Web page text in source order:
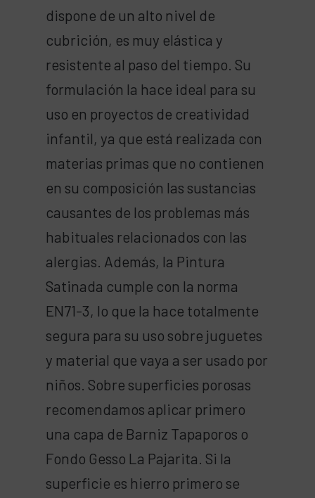
dispone de un alto nivel de
cubrición, es muy elástica y
resistente al paso del tiempo. Su
formulación la hace ideal para su
uso en proyectos de creatividad
infantil, ya que está realizada con
materias primas que no contienen
en su composición las sustancias
causantes de los problemas más
habituales relacionados con las
alergias. Además, la Pintura
Satinada cumple con la norma
EN71-3, lo que la hace totalmente
segura para su uso sobre juguetes
y material que vaya a ser usado por
niños. Sobre superficies porosas
recomendamos aplicar primero
una capa de Barniz Tapaporos o
Fondo Gesso La Pajarita. Si la
superficie es hierro primero se